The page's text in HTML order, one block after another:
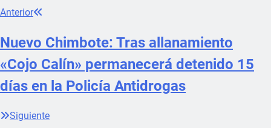
Anterior
Nuevo Chimbote: Tras allanamiento
«Cojo Calín» permanecerá detenido 15
días en la Policía Antidrogas
Siguiente